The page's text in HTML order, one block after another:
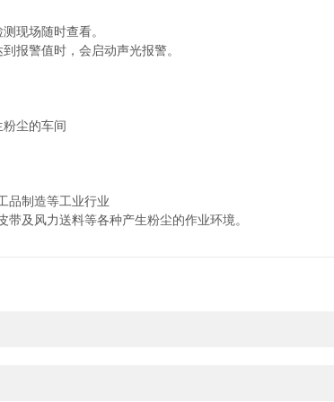
现场随时查看。
警值时，会启动声光报警。
尘的车间
品制造等工业行业
及风力送料等各种产生粉尘的作业环境。